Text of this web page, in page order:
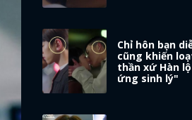
Chỉ hôn bạn
cũng khiến
thần xứ Hàn
ứng sinh lý"